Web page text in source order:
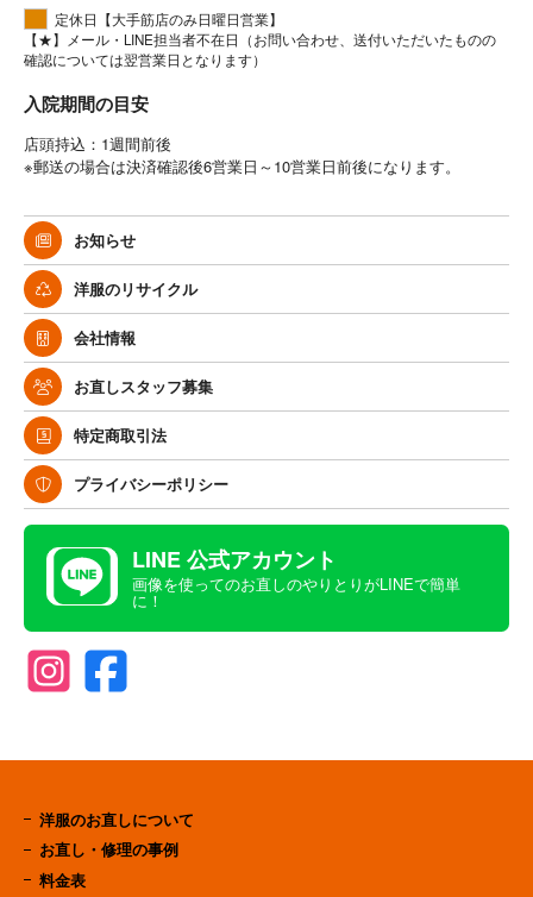
定休日【大手筋店のみ日曜日営業】
【★】メール・LINE担当者不在日（お問い合わせ、送付いただいたものの
確認については翌営業日となります）
入院期間の目安
店頭持込：1週間前後
※郵送の場合は決済確認後6営業日～10営業日前後になります。
お知らせ
洋服のリサイクル
会社情報
お直しスタッフ募集
特定商取引法
プライバシーポリシー
LINE 公式アカウント
画像を使ってのお直しのやりとりがLINEで簡単
に！
洋服のお直しについて
お直し・修理の事例
料金表